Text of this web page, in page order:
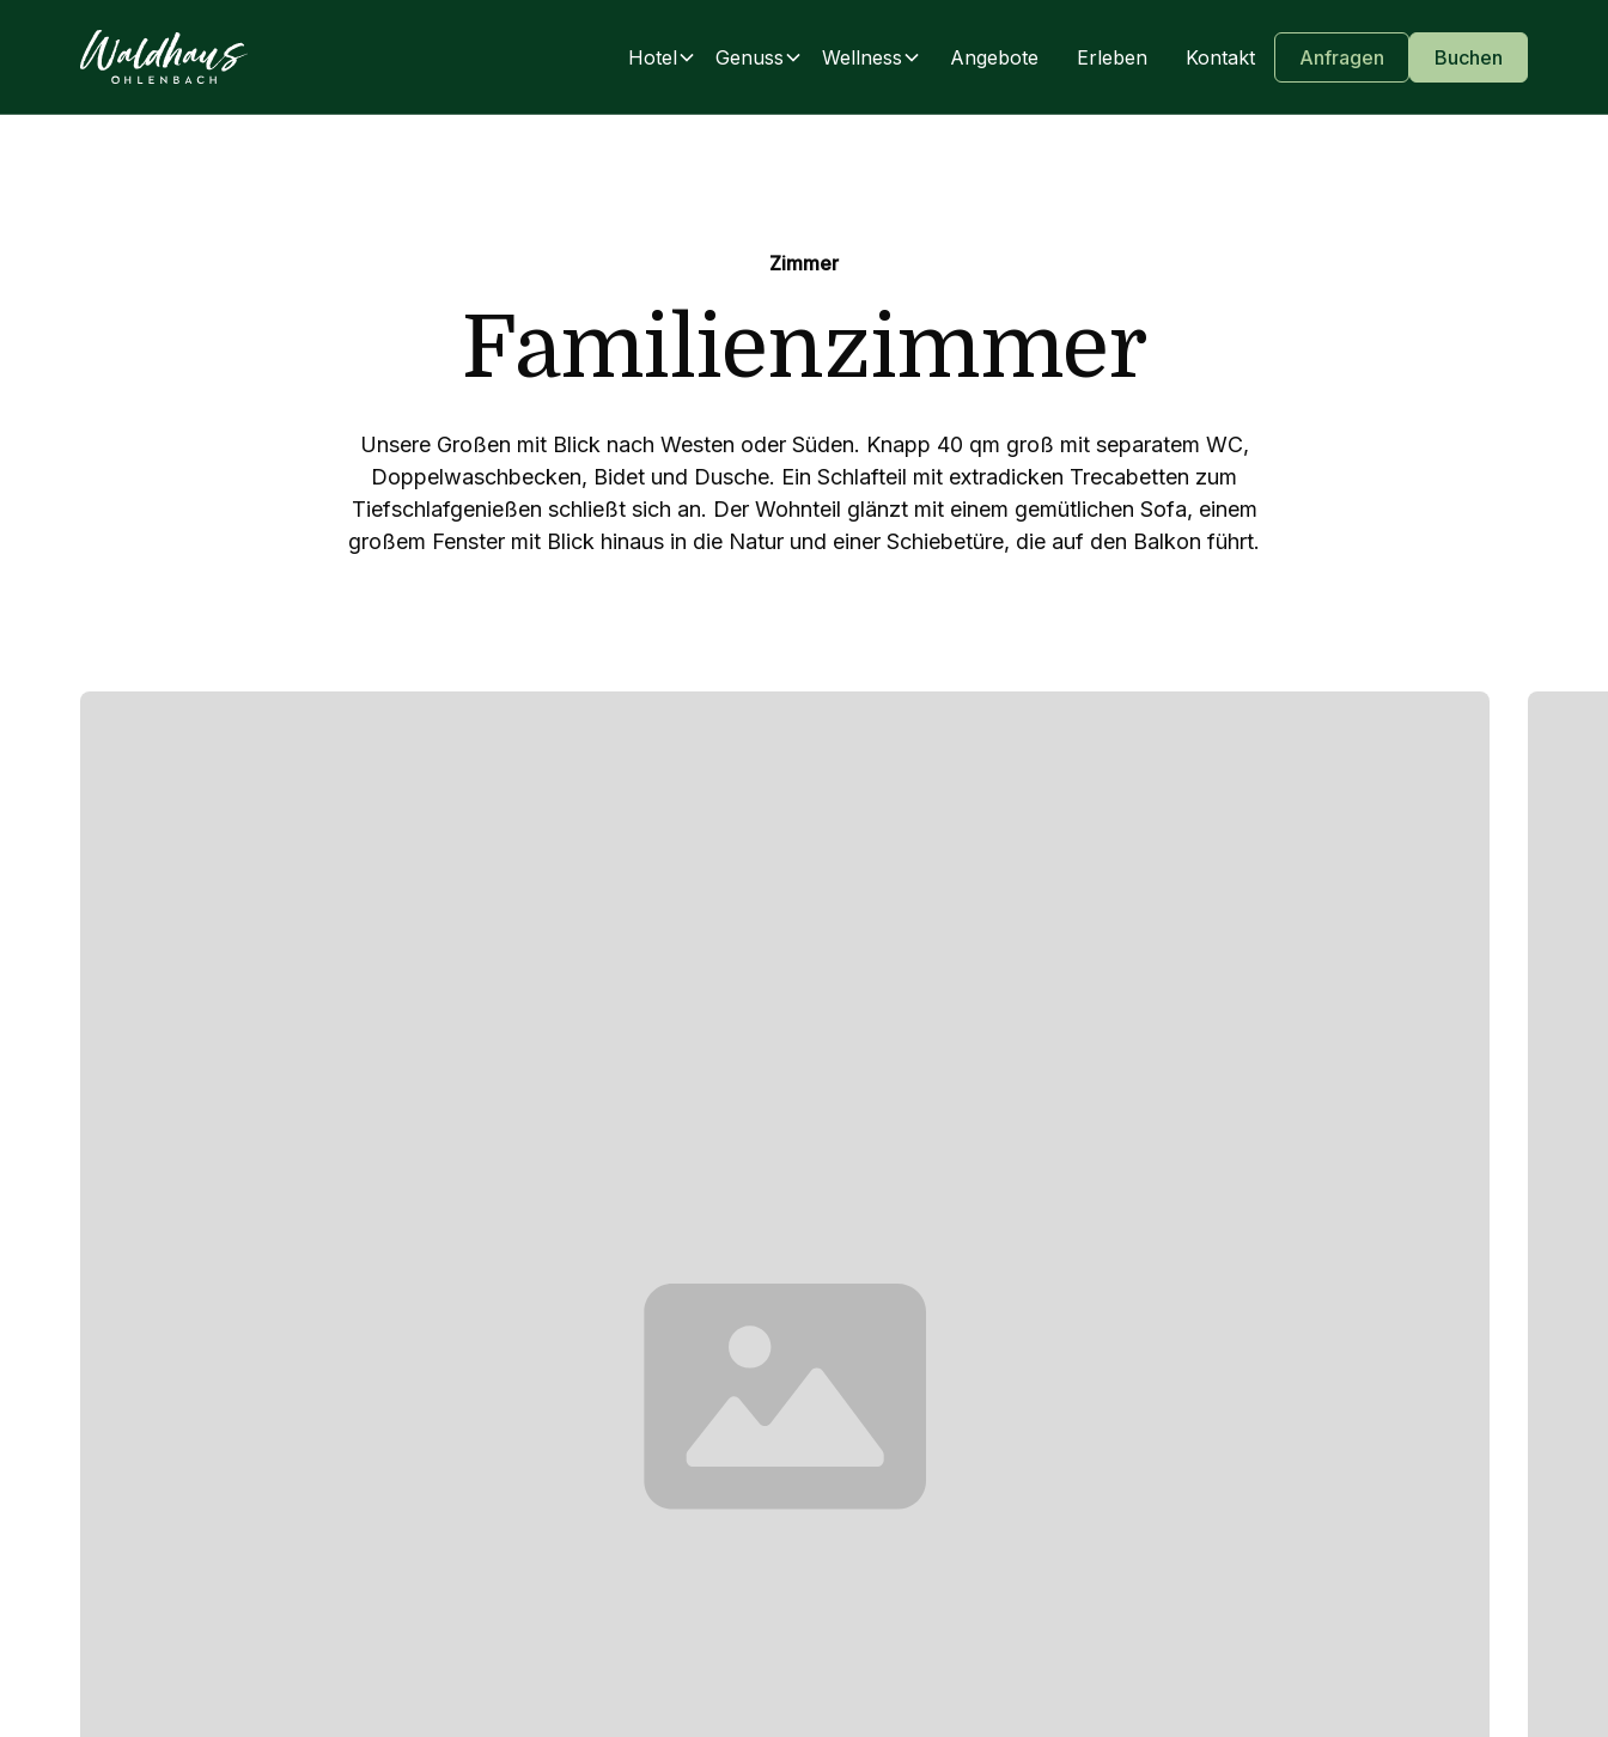
Hotel Genuss Wellness Angebote Erleben Kontakt Anfragen Buchen
Zimmer
Familienzimmer
Unsere Großen mit Blick nach Westen oder Süden. Knapp 40 qm groß mit separatem WC,
Doppelwaschbecken, Bidet und Dusche. Ein Schlafteil mit extradicken Trecabetten zum
Tiefschlafgenießen schließt sich an. Der Wohnteil glänzt mit einem gemütlichen Sofa, einem
großem Fenster mit Blick hinaus in die Natur und einer Schiebetüre, die auf den Balkon führt.